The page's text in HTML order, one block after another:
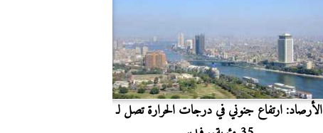
الأرصاد: ارتفاع جنوني في درجات الحرارة تصل لـ